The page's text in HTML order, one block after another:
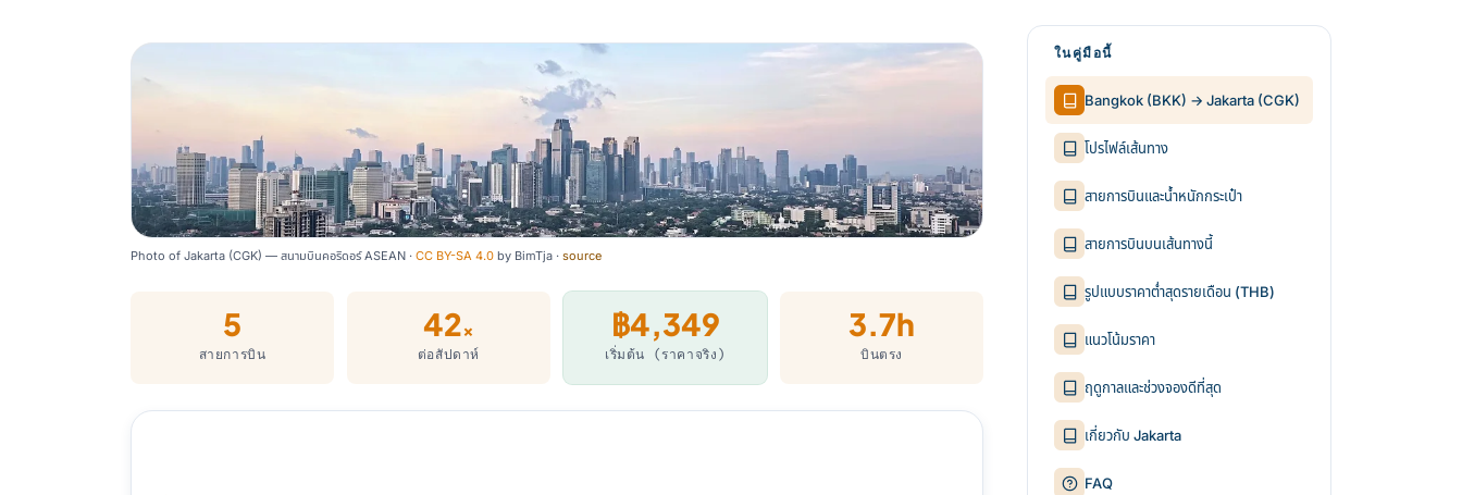
Photo of Jakarta (CGK) — สนามบินคอริดอร์ ASEAN · CC BY-SA 4.0 by BimTja · source
5
สายการบิน
42×
ต่อสัปดาห์
฿4,349
เริ่มต้น (ราคาจริง)
3.7h
บินตรง
ในคู่มือนี้
Bangkok (BKK) → Jakarta (CGK)
โปรไฟล์เส้นทาง
สายการบินและน้ำหนักกระเป๋า
สายการบินบนเส้นทางนี้
รูปแบบราคาต่ำสุดรายเดือน (THB)
แนวโน้มราคา
ฤดูกาลและช่วงจองดีที่สุด
เกี่ยวกับ Jakarta
FAQ